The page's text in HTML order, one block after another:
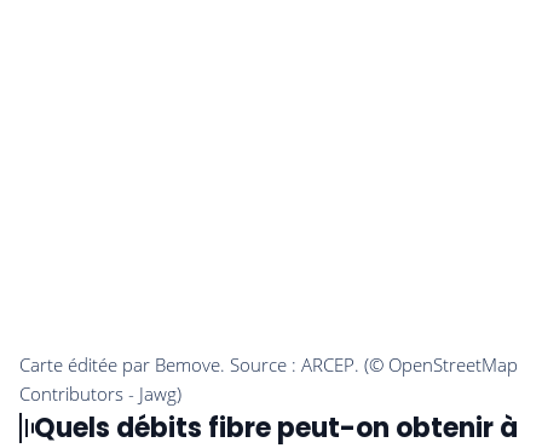
Quels débits fibre peut-on obtenir à